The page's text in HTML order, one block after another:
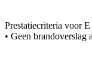
Prestatiecriteria voor
• Geen brandoverslag